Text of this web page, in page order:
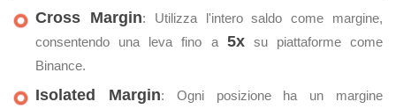
Cross Margin: Utilizza l'intero saldo come margine,
consentendo una leva fino a 5xsu piattaforme come
Binance.
Isolated Margin: Ogni posizione ha un margine